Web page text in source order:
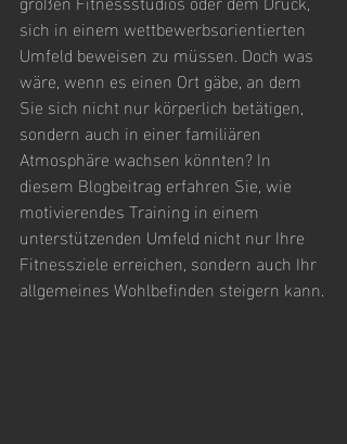
sich in einem wettbewerbsorientierten
Umfeld beweisen zu müssen. Doch was
wäre, wenn es einen Ort gäbe, an dem
Sie sich nicht nur körperlich betätigen,
sondern auch in einer familiären
Atmosphäre wachsen könnten? In
diesem Blogbeitrag erfahren Sie, wie
motivierendes Training in einem
unterstützenden Umfeld nicht nur Ihre
Fitnessziele erreichen, sondern auch Ihr
allgemeines Wohlbefinden steigern kann.